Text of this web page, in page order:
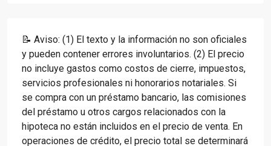
📝 Aviso: (1) El texto y la información no son oficiales
y pueden contener errores involuntarios. (2) El precio
no incluye gastos como costos de cierre, impuestos,
servicios profesionales ni honorarios notariales. Si
se compra con un préstamo bancario, las comisiones
del préstamo u otros cargos relacionados con la
hipoteca no están incluidos en el precio de venta. En
operaciones de crédito, el precio total se determinará